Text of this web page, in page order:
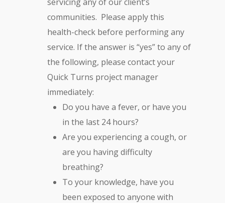
communities. Please apply this
health-check before performing any
service. If the answer is “yes” to any of
the following, please contact your
Quick Turns project manager
immediately:
Do you have a fever, or have you
in the last 24 hours?
Are you experiencing a cough, or
are you having difficulty
breathing?
To your knowledge, have you
been exposed to anyone with